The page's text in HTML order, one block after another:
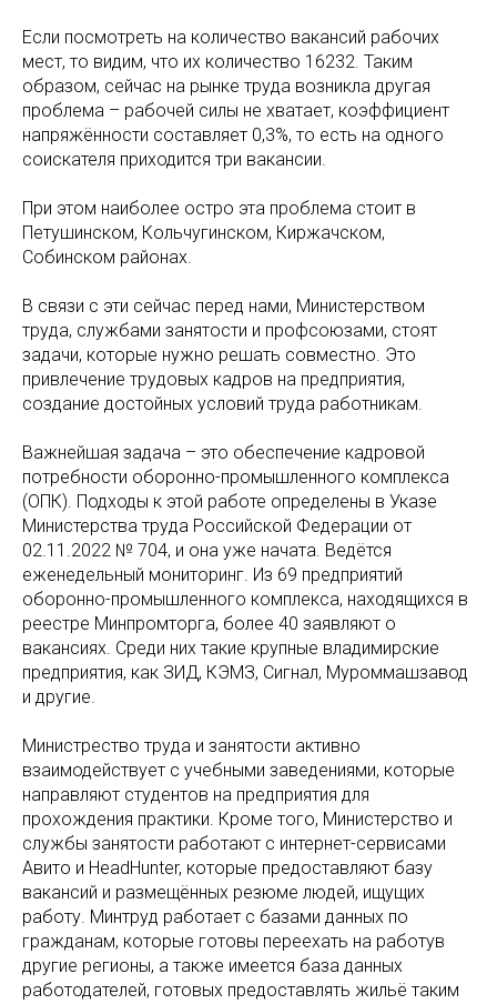
Если посмотреть на количество вакансий рабочих
мест, то видим, что их количество 16232. Таким
образом, сейчас на рынке труда возникла другая
проблема – рабочей силы не хватает, коэффициент
напряжённости составляет 0,3%, то есть на одного
соискателя приходится три вакансии.
При этом наиболее остро эта проблема стоит в
Петушинском, Кольчугинском, Киржачском,
Собинском районах.
В связи с эти сейчас перед нами, Министерством
труда, службами занятости и профсоюзами, стоят
задачи, которые нужно решать совместно. Это
привлечение трудовых кадров на предприятия,
создание достойных условий труда работникам.
Важнейшая задача – это обеспечение кадровой
потребности оборонно-промышленного комплекса
(ОПК). Подходы к этой работе определены в Указе
Министерства труда Российской Федерации от
02.11.2022 № 704, и она уже начата. Ведётся
еженедельный мониторинг. Из 69 предприятий
оборонно-промышленного комплекса, находящихся в
реестре Минпромторга, более 40 заявляют о
вакансиях. Среди них такие крупные владимирские
предприятия, как ЗИД, КЭМЗ, Сигнал, Муроммашзавод
и другие.
Министрество труда и занятости активно
взаимодействует с учебными заведениями, которые
направляют студентов на предприятия для
прохождения практики. Кроме того, Министерство и
службы занятости работают с интернет-сервисами
Авито и HeadHunter, которые предоставляют базу
вакансий и размещённых резюме людей, ищущих
работу. Минтруд работает с базами данных по
гражданам, которые готовы переехать на работув
другие регионы, а также имеется база данных
работодателей, готовых предоставлять жильё таким